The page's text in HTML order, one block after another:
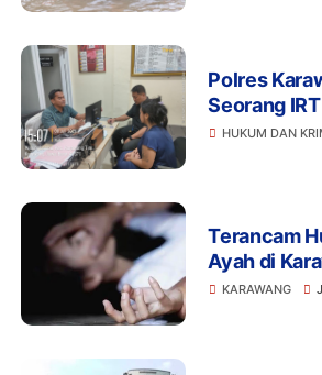
Polres
Seorang
di Cikampek,
HUKUM DAN
Terancam
Ayah di
Setubuhi
KARAWANG